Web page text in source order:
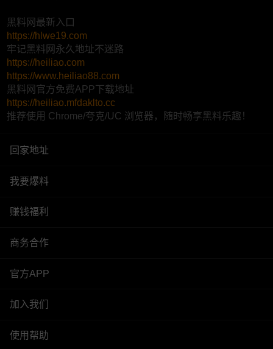
黑料网最新入口
https://hlwe19.com
牢记黑料网永久地址不迷路
https://heiliao.com
https://www.heiliao88.com
黑料网官方免费APP下载地址
https://heiliao.mfdaklto.cc
推荐使用 Chrome/夸克/UC 浏览器，随时畅享黑料乐趣！
回家地址
我要爆料
赚钱福利
商务合作
官方APP
加入我们
使用帮助